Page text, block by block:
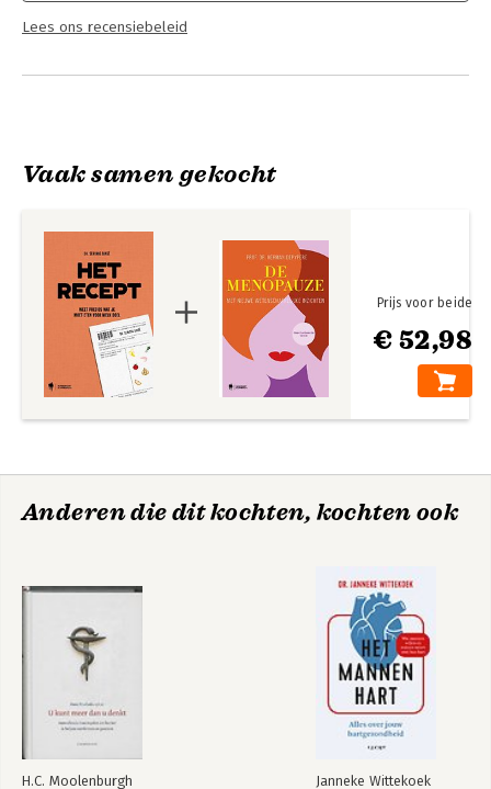
Lees ons recensiebeleid
Vaak samen gekocht
€ 52,98
Prijs voor beide
Anderen die dit kochten, kochten ook
H.C. Moolenburgh Janneke Wittekoek